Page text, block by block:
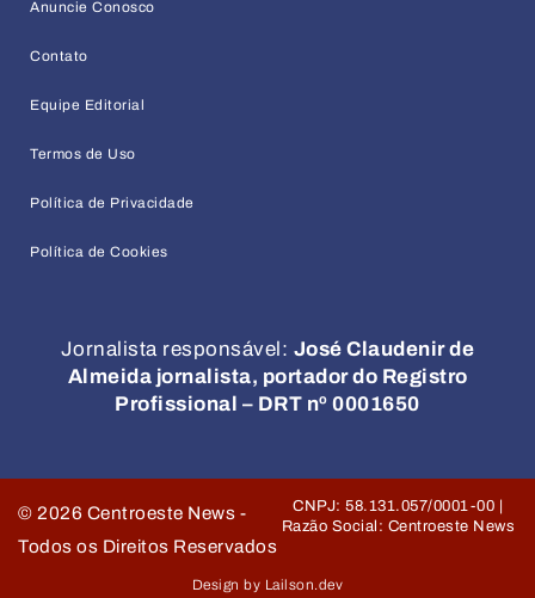
Anuncie Conosco
Contato
Equipe Editorial
Termos de Uso
Política de Privacidade
Política de Cookies
Jornalista responsável: José Claudenir de
Almeida jornalista, portador do Registro
Profissional – DRT nº 0001650
© 2026 Centroeste News -
Todos os Direitos Reservados
CNPJ: 58.131.057/0001-00 |
Razão Social: Centroeste News
Design by Lailson.dev